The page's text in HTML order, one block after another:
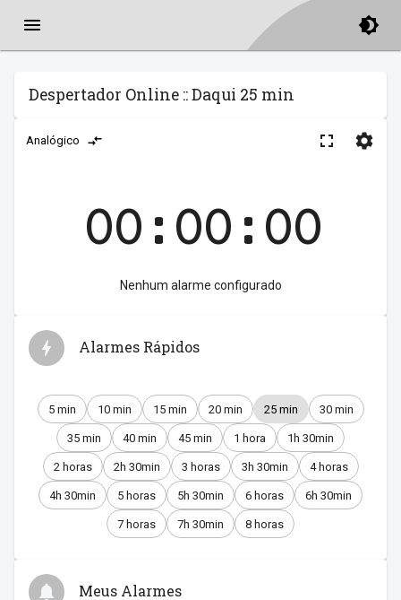
Despertador Online :: Daqui 25 min
Analógico
00:00:00
Nenhum alarme configurado
Alarmes Rápidos
5 min 10 min 15 min 20 min 25 min 30 min
35 min 40 min 45 min 1 hora 1h 30min
2 horas 2h 30min 3 horas 3h 30min 4 horas
4h 30min 5 horas 5h 30min 6 horas 6h 30min
7 horas 7h 30min 8 horas
Meus Alarmes